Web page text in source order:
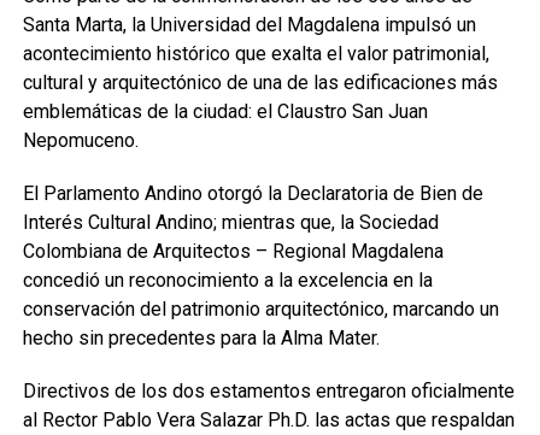
Santa Marta, la Universidad del Magdalena impulsó un
acontecimiento histórico que exalta el valor patrimonial,
cultural y arquitectónico de una de las edificaciones más
emblemáticas de la ciudad: el Claustro San Juan
Nepomuceno.
El Parlamento Andino otorgó la Declaratoria de Bien de
Interés Cultural Andino; mientras que, la Sociedad
Colombiana de Arquitectos – Regional Magdalena
concedió un reconocimiento a la excelencia en la
conservación del patrimonio arquitectónico, marcando un
hecho sin precedentes para la Alma Mater.
Directivos de los dos estamentos entregaron oficialmente
al Rector Pablo Vera Salazar Ph.D. las actas que respaldan